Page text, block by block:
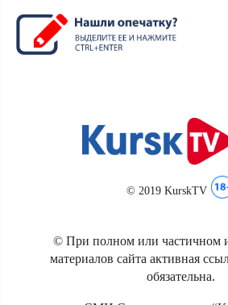
© 2019 KurskTV
© При полном или частичном
материалов сайта активная
обязательна.